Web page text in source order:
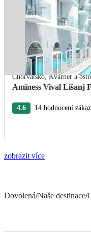
Chorvatsko,Kvarner a
Aminess Vival Lišanj
4.6 14 hodnocení
zobrazit více
Dovolená/Naše destinace/